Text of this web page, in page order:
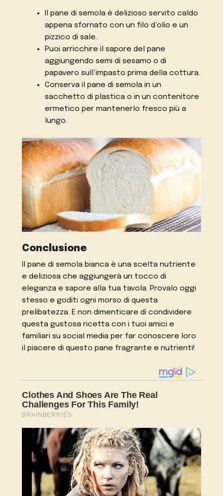
Il pane di semola è delizioso servito caldo
appena sfornato con un filo d’olio e un
pizzico di sale.
Puoi arricchire il sapore del pane
aggiungendo semi di sesamo o di
papavero sull’impasto prima della cottura.
Conserva il pane di semola in un
sacchetto di plastica o in un contenitore
ermetico per mantenerlo fresco più a
lungo.
Conclusione
Il pane di semola bianca è una scelta nutriente
e deliziosa che aggiungerà un tocco di
eleganza e sapore alla tua tavola. Provalo oggi
stesso e goditi ogni morso di questa
prelibatezza. E non dimenticare di condividere
questa gustosa ricetta con i tuoi amici e
familiari su social media per far conoscere loro
il piacere di questo pane fragrante e nutrienti!